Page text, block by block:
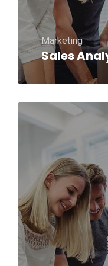
Sales
Marketing